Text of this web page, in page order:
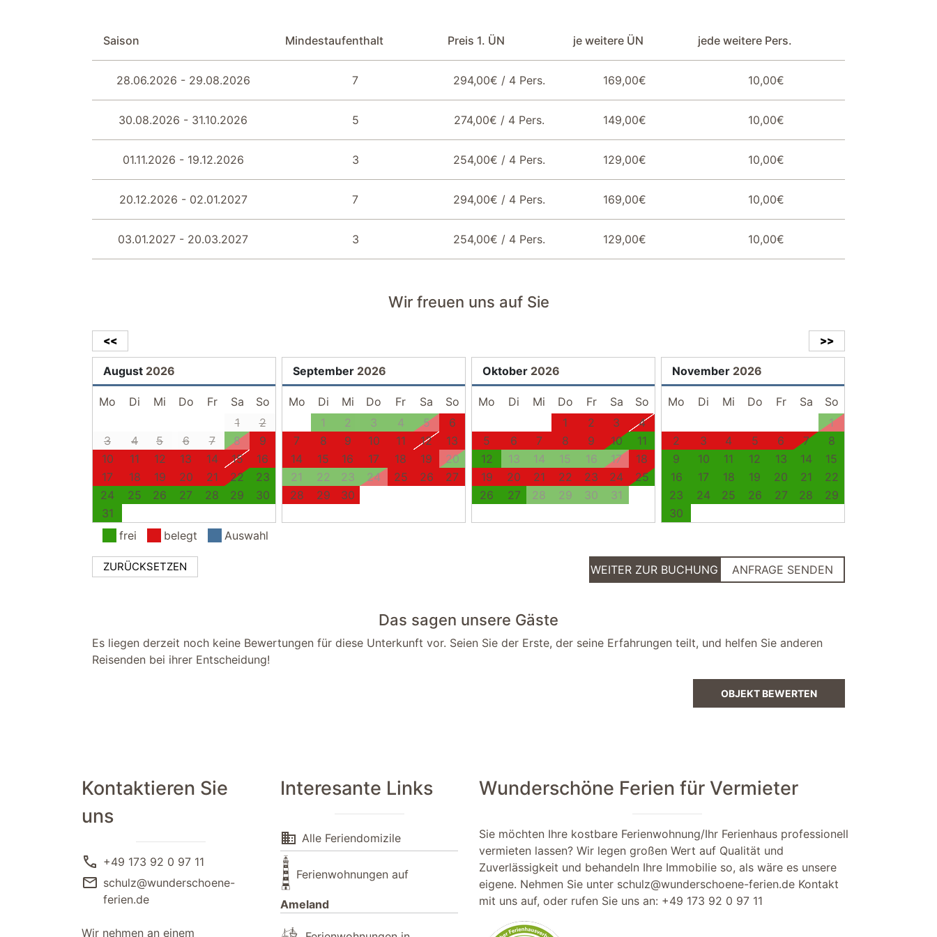
2 Einzelbetten 90 x 200
Galerie Relaxbereich
Badezimmer 2 Tageslicht durch Fenster
Dusche
Waschbecken
TV SAT/Kabel
Abstellraum Staubsauger Waschtrockner
Parkplatz
Saison Mindestaufenthalt Preis 1. ÜN je weitere ÜN jede weitere Pers.
28.06.2026 - 29.08.2026 7 294,00€ / 4 Pers. 169,00€ 10,00€
30.08.2026 - 31.10.2026 5 274,00€ / 4 Pers. 149,00€ 10,00€
01.11.2026 - 19.12.2026 3 254,00€ / 4 Pers. 129,00€ 10,00€
20.12.2026 - 02.01.2027 7 294,00€ / 4 Pers. 169,00€ 10,00€
03.01.2027 - 20.03.2027 3 254,00€ / 4 Pers. 129,00€ 10,00€
Wir freuen uns auf Sie
>>
<<
August 2026
Mo Di Mi Do Fr Sa
So
1
2
3
4 5 6 7 8
9
10
11 12 13 14 15
16
17
18 19 20 21 22
23
24
25 26 27 28 29
30
31
September 2026
Mo Di Mi Do Fr Sa
So
1
2 3 4 5
6
7
8 9 10 11 12
13
14
15 16 17 18 19
20
21
22 23 24 25 26
27
28
29 30
Oktober 2026
Mo Di Mi Do Fr Sa
So
1
2 3
4
5
6 7 8 9 10
11
12
13 14 15 16 17
18
19
20 21 22 23 24
25
26
27 28 29 30 31
November 2026
Mo Di Mi Do Fr Sa
So
1
2
3 4 5 6 7
8
9
10 11 12 13 14
15
16
17 18 19 20 21
22
23
24 25 26 27 28
29
30
frei
belegt Auswahl
ZURÜCKSETZEN WEITER ZUR BUCHUNG ANFRAGE SENDEN
Das sagen unsere Gäste
Es liegen derzeit noch keine Bewertungen für diese Unterkunft vor. Seien Sie der Erste, der seine Erfahrungen teilt, und helfen Sie anderen
Reisenden bei ihrer Entscheidung!
OBJEKT BEWERTEN
Kontaktieren Sie
uns
call +49 173 92 0 97 11
mail schulz@wunderschoene-
ferien.de
Wir nehmen an einem
Interesante Links
domain Alle Feriendomizile
Ferienwohnungen auf
Ameland
Wunderschöne Ferien für Vermieter
Sie möchten Ihre kostbare Ferienwohnung/Ihr Ferienhaus professionell
vermieten lassen? Wir legen großen Wert auf Qualität und
Zuverlässigkeit und behandeln Ihre Immobilie so, als wäre es unsere
eigene. Nehmen Sie unter schulz@wunderschoene-ferien.de Kontakt
mit uns auf, oder rufen Sie uns an: +49 173 92 0 97 11